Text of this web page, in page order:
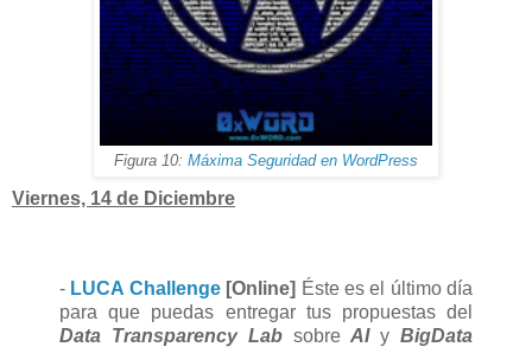
Figura 10: Máxima Seguridad en WordPress
Viernes, 14 de Diciembre
- LUCA Challenge[Online] Éste es el último día
para que puedas entregar tus propuestas del
Data Transparency LabsobreAIyBigData